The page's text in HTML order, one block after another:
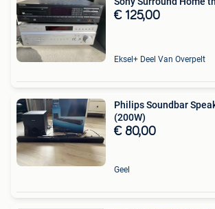
€ 125,00
Eksel+ Deel Van Overpelt
Philips Soundbar
(200W)
€ 80,00
Geel